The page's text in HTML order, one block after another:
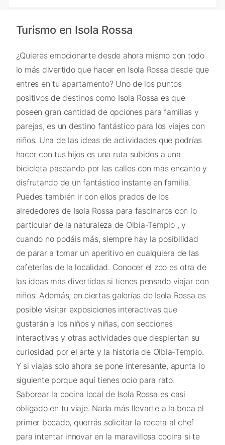
Turismo en Isola Rossa
¿Quieres emocionarte desde ahora mismo con todo
lo más divertido que hacer en Isola Rossa desde que
entres en tu apartamento? Uno de los puntos
positivos de destinos como Isola Rossa es que
poseen gran cantidad de opciones para familias y
parejas, es un destino fantástico para los viajes con
niños. Una de las ideas de actividades que podrías
hacer con tus hijos es una ruta subidos a una
bicicleta paseando por las calles con más encanto y
disfrutando de un fantástico instante en familia.
Puedes también ir con ellos prados de los
alrededores de Isola Rossa para fascinaros con lo
particular de la naturaleza de Olbia-Tempio , y
cuando no podáis más, siempre hay la posibilidad
de parar a tomar un aperitivo en cualquiera de las
cafeterías de la localidad. Conocer el zoo es otra de
las ideas más divertidas si tienes pensado viajar con
niños. Además, en ciertas galerías de Isola Rossa es
posible visitar exposiciones interactivas que
gustarán a los niños y niñas, con secciones
interactivas y otras actividades que despiertan su
curiosidad por el arte y la historia de Olbia-Tempio.
Y si viajas solo ahora se pone interesante, apunta lo
siguiente porque aquí tienes ocio para rato.
Saborear la cocina local de Isola Rossa es casi
obligado en tu viaje. Nada más llevarte a la boca el
primer bocado, querrás solicitar la receta al chef
para intentar innovar en la maravillosa cocina si te